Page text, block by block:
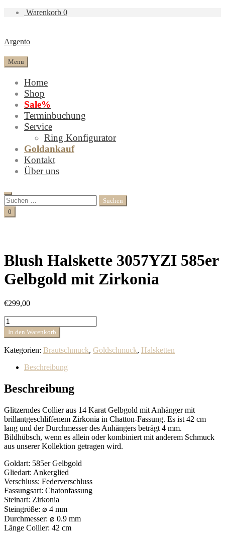
Warenkorb 0
Argento
Menu
Home
Shop
Sale%
Terminbuchung
Service
Ring Konfigurator
Goldankauf
Kontakt
Über uns
Search
Suchen
nach:
Cart
0
Blush Halskette 3057YZI 585er
Gelbgold mit Zirkonia
€299,00
Blush
Halskette
3057YZI
585er
Gelbgold
Menge
In den Warenkorb
Kategorien: Brautschmuck, Goldschmuck, Halsketten
Beschreibung
Beschreibung
Glitzerndes Collier aus 14 Karat Gelbgold mit Anhänger mit
brillantgeschliffenem Zirkonia in Chatton-Fassung. Es ist 42 cm
lang und der Durchmesser des Anhängers beträgt 4 mm.
Bildhübsch, wenn es allein oder kombiniert mit anderem Schmuck
aus unserer Kollektion getragen wird.
Goldart: 585er Gelbgold
Gliedart: Ankerglied
Verschluss: Federverschluss
Fassungsart: Chatonfassung
Steinart: Zirkonia
Steingröße: ⌀ 4 mm
Durchmesser: ⌀ 0.9 mm
Länge Collier: 42 cm